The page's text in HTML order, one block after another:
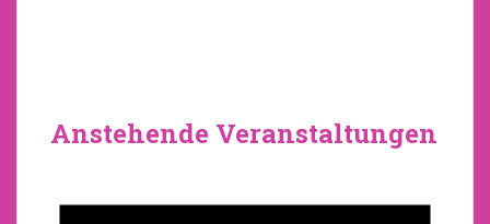
Anstehende Veranstaltungen